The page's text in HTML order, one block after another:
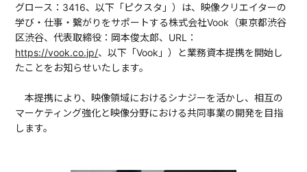
グロース：3416、以下「ピクスタ」）は、映像クリエイターの
学び・仕事・繋がりをサポートする株式会社Vook（東京都渋谷
区渋谷、代表取締役：岡本俊太郎、URL：
https://vook.co.jp/、以下「Vook」）と業務資本提携を開始し
たことをお知らせいたします。
本提携により、映像領域におけるシナジーを活かし、相互の
マーケティング強化と映像分野における共同事業の開発を目指
します。